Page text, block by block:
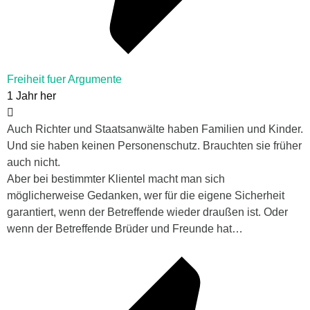
Freiheit fuer Argumente
1 Jahr her
Auch Richter und Staatsanwälte haben Familien und Kinder.
Und sie haben keinen Personenschutz. Brauchten sie früher
auch nicht.
Aber bei bestimmter Klientel macht man sich
möglicherweise Gedanken, wer für die eigene Sicherheit
garantiert, wenn der Betreffende wieder draußen ist. Oder
wenn der Betreffende Brüder und Freunde hat…